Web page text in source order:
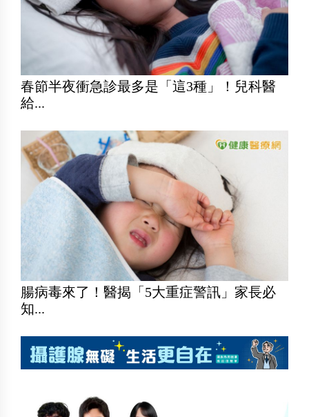
春節半夜衝急診最多是「這3種」！兒科醫
給...
腸病毒來了！醫揭「5大重症警訊」家長必
知...